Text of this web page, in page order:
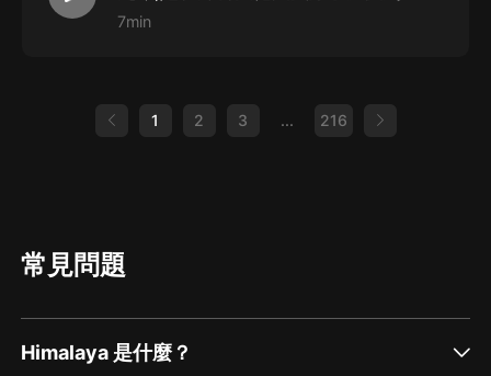
致的TOP醫生文)
7min
1 2 3 ... 216
常見問題
Himalaya 是什麼？